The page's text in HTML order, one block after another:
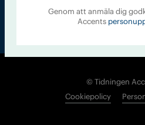
© Tidningen
Cookiepolicy
Genom att anmäla dig
Accents